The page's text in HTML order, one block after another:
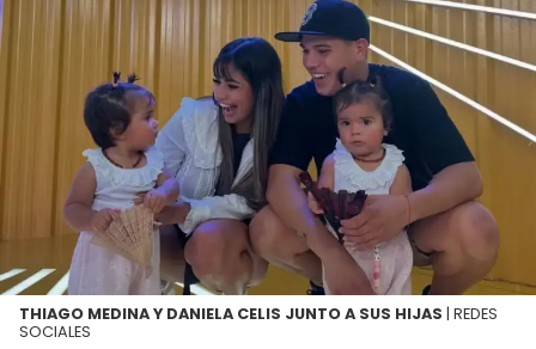
THIAGO MEDINA Y DANIELA CELIS JUNTO A SUS HIJAS | REDES
SOCIALES